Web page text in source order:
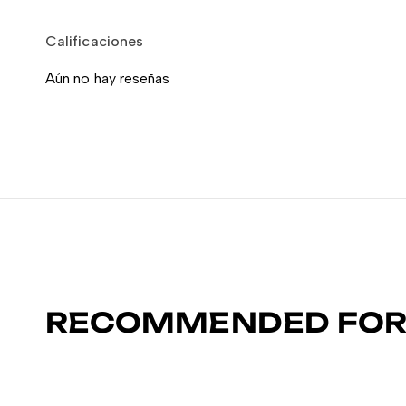
Calificaciones
Aún no hay reseñas
RECOMMENDED